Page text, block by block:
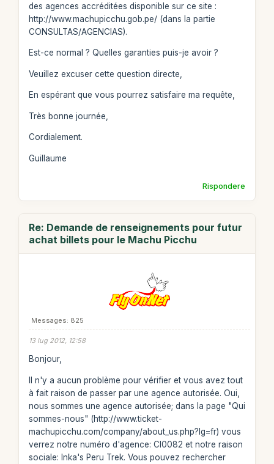
des agences accréditées disponible sur ce site :
http://www.machupicchu.gob.pe/ (dans la partie
CONSULTAS/AGENCIAS).
Est-ce normal ? Quelles garanties puis-je avoir ?
Veuillez excuser cette question directe,
En espérant que vous pourrez satisfaire ma requête,
Très bonne journée,
Cordialement.
Guillaume
Rispondere
Re: Demande de renseignements pour futur
achat billets pour le Machu Picchu
Messages: 825
13 lug 2012, 12:58
Bonjour,
Il n'y a aucun problème pour vérifier et vous avez tout
à fait raison de passer par une agence autorisée. Oui,
nous sommes une agence autorisée; dans la page "Qui
sommes-nous" (http://www.ticket-
machupicchu.com/company/about_us.php?lg=fr) vous
verrez notre numéro d'agence: CI0082 et notre raison
sociale: Inka's Peru Trek. Vous pouvez rechercher